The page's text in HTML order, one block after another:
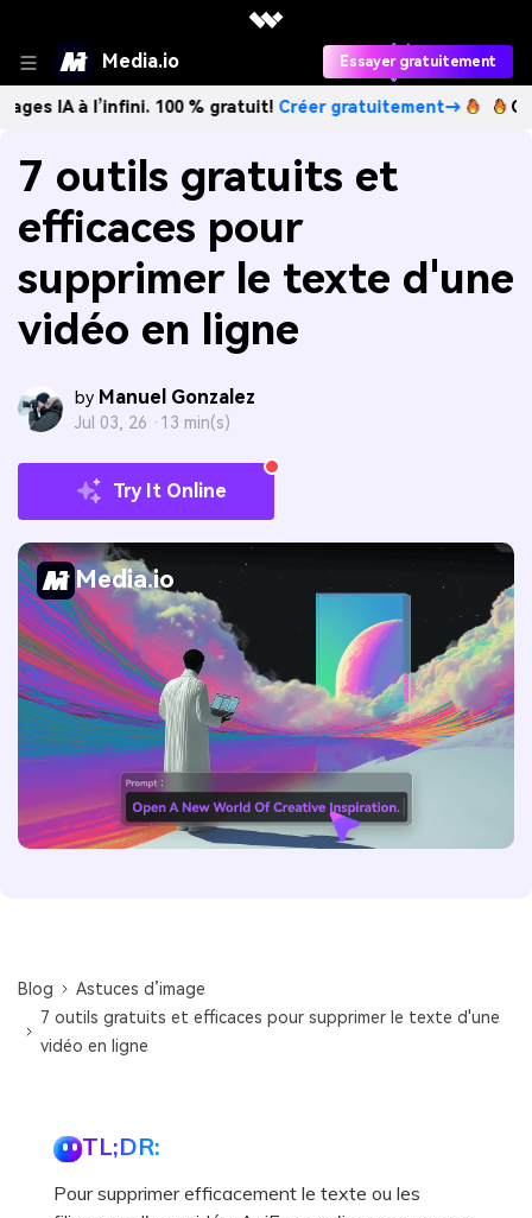
Media.io Essayer gratuitement
l’infini. 100 % gratuit!Créer gratuitement→ Créez des
7 outils gratuits et
efficaces pour
supprimer le texte d'une
vidéo en ligne
by Manuel Gonzalez
Jul 03, 26 · 13 min(s)
Try It Online
Media.io
Blog
Astuces d’image
7 outils gratuits et efficaces pour supprimer le texte d'une
vidéo en ligne
TL;DR:
Pour supprimer efficacement le texte ou les